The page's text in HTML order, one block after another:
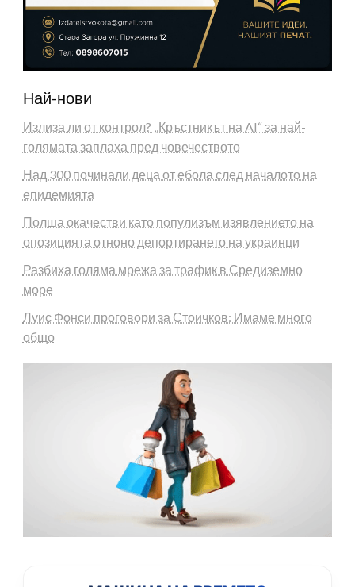
Най-нови
Излиза ли от контрол? „Кръстникът на AI“ за най-
голямата заплаха пред човечеството
Над 300 починали деца от ебола след началото на
епидемията
Полша окачестви като популизъм изявлението на
опозицията отноно депортирането на украинци
Разбиха голяма мрежа за трафик в Средиземно
море
Луис Фонси проговори за Стоичков: Имаме много
общо